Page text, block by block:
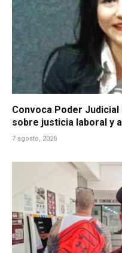
Convoca Poder
sobre justicia laboral y
7 agosto, 2026